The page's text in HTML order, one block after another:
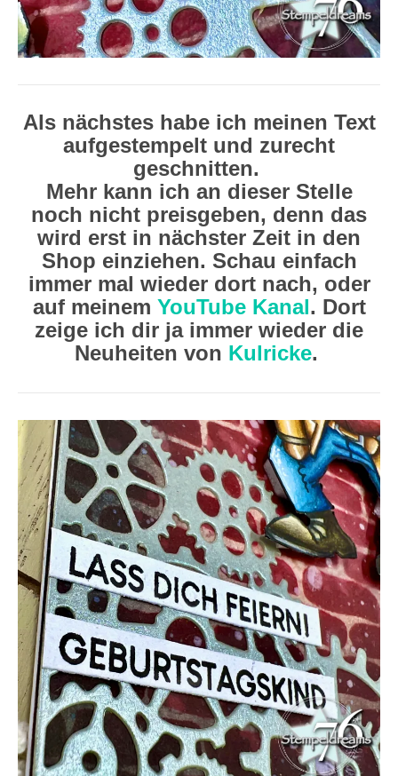
Als nächstes habe ich meinen Text
aufgestempelt und zurecht
geschnitten.
Mehr kann ich an dieser Stelle
noch nicht preisgeben, denn das
wird erst in nächster Zeit in den
Shop einziehen. Schau einfach
immer mal wieder dort nach, oder
auf meinem YouTube Kanal. Dort
zeige ich dir ja immer wieder die
Neuheiten von Kulricke.